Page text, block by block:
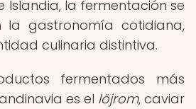
Islandia, la fermentación se
la gastronomía cotidiana,
culinaria distintiva.
fermentados más
es el löjrom, caviar